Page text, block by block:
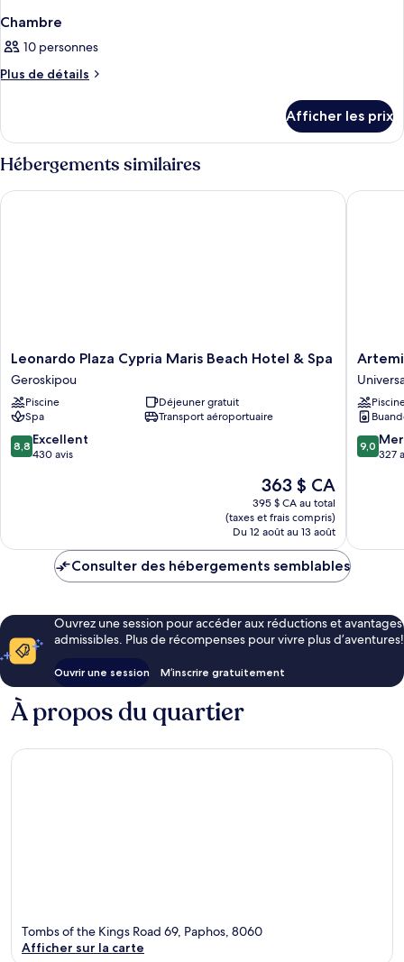
Chambre
10 personnes
Plus de détails
Plus
Chambre
Afficher les prix
Hébergements similaires
Leonardo
Plaza
Cypria
Maris
Beach
Hotel
&
Leonardo Plaza Cypria Maris Beach Hotel & Spa
Geroskipou
Piscine
Déjeuner gratuit
Spa
Transport aéroportuaire
8.8
sur
8,8 Excellent
430 avis
Le
prix
est
de
363 $ CA
363 $ CA
395 $ CA au total
(taxes et frais compris)
Du 12 août au 13 août
Leonardo Plaza Cypria Maris Beach Hotel & Spa
Artemis
Cynthia
9.0
sur
9,0
327
Artemis
Consulter des hébergements semblables
Ouvrez une session pour accéder aux réductions et avantages
admissibles. Plus de récompenses pour vivre plus d’aventures!
Ouvrir une session M’inscrire gratuitement
À propos du quartier
Tombs of the Kings Road 69, Paphos, 8060
Afficher sur la carte